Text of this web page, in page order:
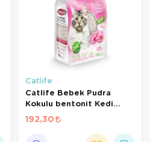
Catlife
Catlife Bebek Pudra
Kokulu bentonit Kedi
Kumu 10 Lt
192,30